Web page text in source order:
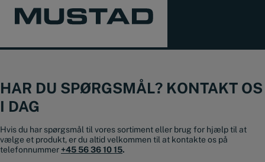
HAR DU SPØRGSMÅL? KONTAKT OS
I DAG
Hvis du har spørgsmål til vores sortiment eller brug for hjælp til at
vælge et produkt, er du altid velkommen til at kontakte os på
telefonnummer +45 56 36 10 15.